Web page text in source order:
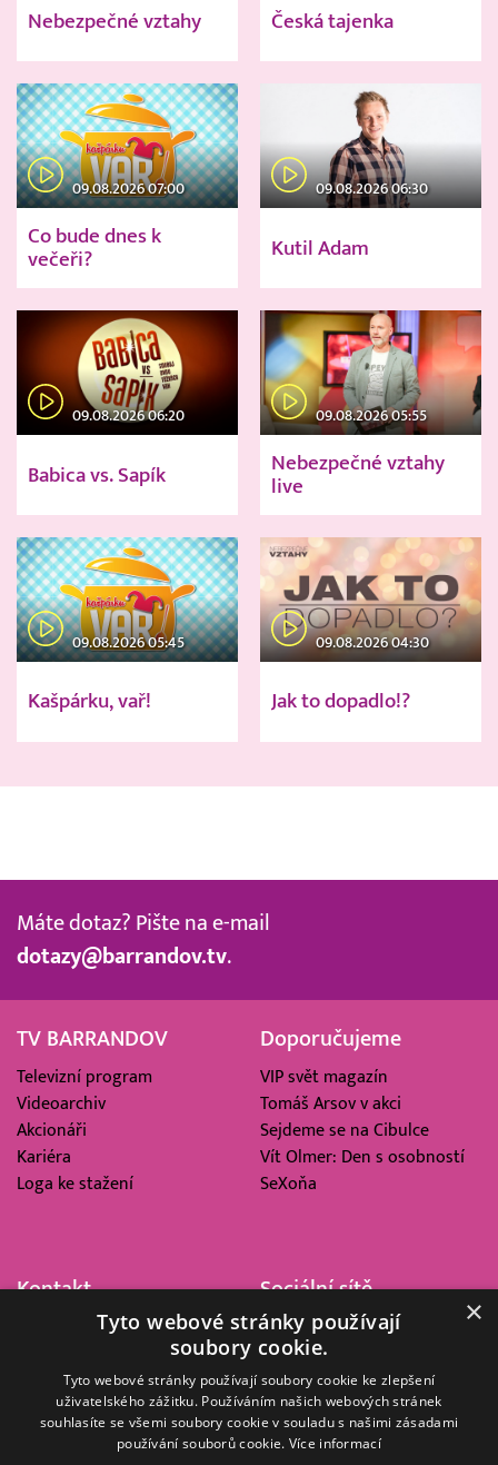
Nebezpečné vztahy Česká tajenka
09.08.2026 07:00
Co bude dnes k
večeři?
09.08.2026 06:30
Kutil Adam
09.08.2026 06:20
Babica vs. Sapík
09.08.2026 05:55
Nebezpečné vztahy
live
09.08.2026 05:45
Kašpárku, vař!
09.08.2026 04:30
Jak to dopadlo!?
Máte dotaz? Pište na e-mail
dotazy@barrandov.tv.
TV BARRANDOV
Televizní program
Videoarchiv
Akcionáři
Kariéra
Loga ke stažení
Doporučujeme
VIP svět magazín
Tomáš Arsov v akci
Sejdeme se na Cibulce
Vít Olmer: Den s osobností
SeXoňa
Kontakt
Barrandov Televizní Studio,
Kříženeckého nám. 322
152 00 Praha 5
IČ 416 93 311
Sociální sítě
×
Tyto webové stránky používají
soubory cookie.
Tyto webové stránky používají soubory cookie ke zlepšení
uživatelského zážitku. Používáním našich webových stránek
souhlasíte se všemi soubory cookie v souladu s našimi zásadami
používání souborů cookie. Více informací